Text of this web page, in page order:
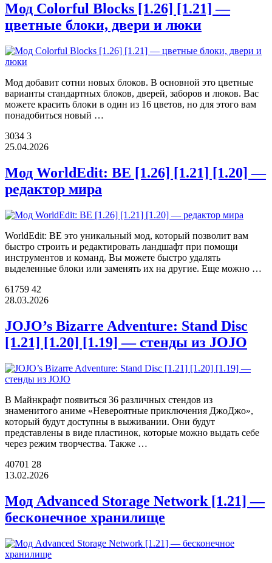
Мод Colorful Blocks [1.26] [1.21] —
цветные блоки, двери и люки
Мод добавит сотни новых блоков. В основной это цветные
варианты стандартных блоков, дверей, заборов и люков. Вас
можете красить блоки в один из 16 цветов, но для этого вам
понадобиться новый …
3034 3
25.04.2026
Мод WorldEdit: BE [1.26] [1.21] [1.20] —
редактор мира
WorldEdit: BE это уникальный мод, который позволит вам
быстро строить и редактировать ландшафт при помощи
инструментов и команд. Вы можете быстро удалять
выделенные блоки или заменять их на другие. Еще можно …
61759 42
28.03.2026
JOJO’s Bizarre Adventure: Stand Disc
[1.21] [1.20] [1.19] — cтенды из JOJO
В Майнкрафт появиться 36 различных стендов из
знаменитого аниме «Невероятные приключения ДжоДжо»,
который будут доступны в выживании. Они будут
представлены в виде пластинок, которые можно выдать себе
через режим творчества. Также …
40701 28
13.02.2026
Мод Advanced Storage Network [1.21] —
бесконечное хранилище